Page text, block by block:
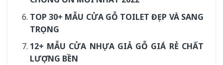
TOP 30+ MẪU CỬA GỖ TOILET ĐẸP VÀ SANG
TRỌNG
12+ MẪU CỬA NHỰA GIẢ GỖ GIÁ RẺ CHẤT
LƯỢNG BỀN